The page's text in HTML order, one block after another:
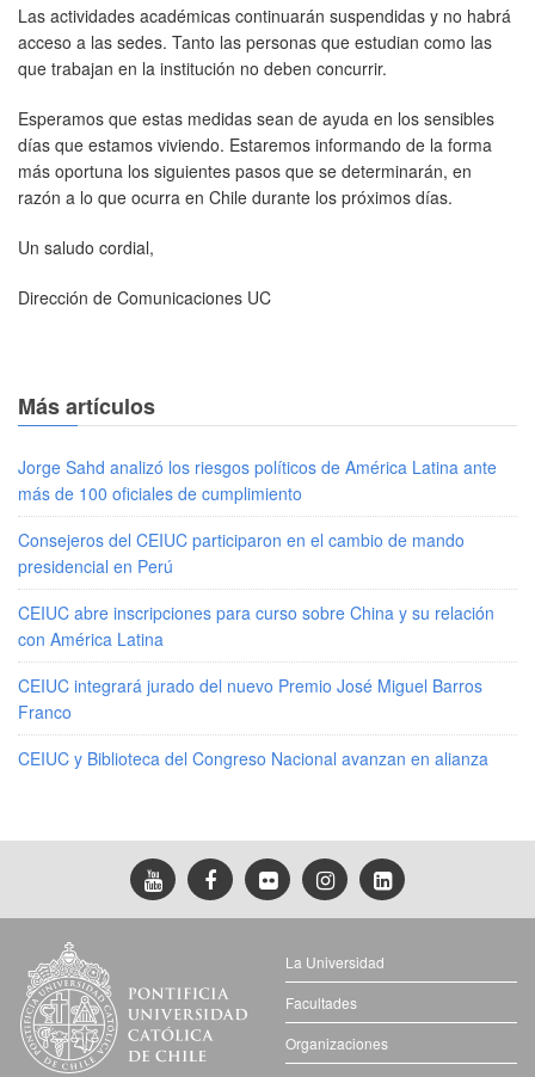
Las actividades académicas continuarán suspendidas y no habrá
acceso a las sedes. Tanto las personas que estudian como las
que trabajan en la institución no deben concurrir.
Esperamos que estas medidas sean de ayuda en los sensibles
días que estamos viviendo. Estaremos informando de la forma
más oportuna los siguientes pasos que se determinarán, en
razón a lo que ocurra en Chile durante los próximos días.
Un saludo cordial,
Dirección de Comunicaciones UC
Más artículos
Jorge Sahd analizó los riesgos políticos de América Latina ante
más de 100 oficiales de cumplimiento
Consejeros del CEIUC participaron en el cambio de mando
presidencial en Perú
CEIUC abre inscripciones para curso sobre China y su relación
con América Latina
CEIUC integrará jurado del nuevo Premio José Miguel Barros
Franco
CEIUC y Biblioteca del Congreso Nacional avanzan en alianza
La Universidad
Facultades
Organizaciones